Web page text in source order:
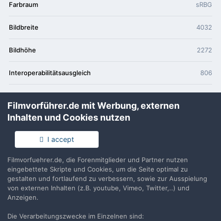
Farbraum sRBG
Bildbreite 4032
Bildhöhe 2272
Interoperabilitätsausgleich 806
Belichtungsmodus
Weißabgleichsmodus
Digitale Zoomstärke
Szenenausnahme Standard
Filmvorführer.de mit Werbung, externen
Inhalten und Cookies nutzen
I accept
Filmvorfuehrer.de, die Forenmitglieder und Partner nutzen
eingebettete Skripte und Cookies, um die Seite optimal zu
gestalten und fortlaufend zu verbessern, sowie zur Ausspielung
von externen Inhalten (z.B. youtube, Vimeo, Twitter,..) und
Anzeigen.
Die Verarbeitungszwecke im Einzelnen sind: